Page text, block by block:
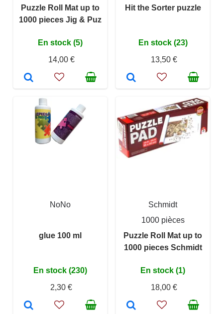
Puzzle Roll Mat up to
1000 pieces Jig & Puz
En stock (5)
14,00 €
Hit the Sorter puzzle
En stock (23)
13,50 €
NoNo
glue 100 ml
En stock (230)
2,30 €
Schmidt
1000 pièces
Puzzle Roll Mat up to
1000 pieces Schmidt
En stock (1)
18,00 €